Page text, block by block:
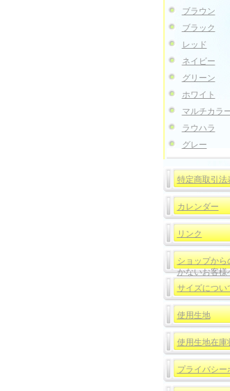
ブラウン
ブラック
レッド
ネイビー
グリーン
ホワイト
マルチカラ
ラウハラ
グレー
特定商取引法
カレンダー
リンク
ショップから
かないお客様
サイズについ
使用生地
使用生地在庫
プライバシー